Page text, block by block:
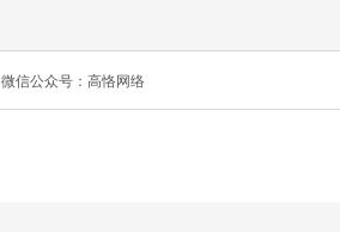
微信公众号：高恪网络